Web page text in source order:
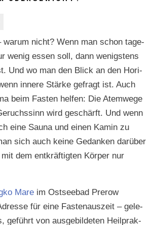
warum nicht? Wenn man schon tage­
wenig essen soll, dann wenig­stens
Und wo man den Blick an den Hor­i­
innere Stärke gefragt ist. Auch
beim Fas­ten helfen: Die Atemwege
wird geschärft. Und wenn
eine Sauna und einen Kamin zu
sich auch keine Gedanken darüber
dem entkräftigten Kör­p­er nur
Mare im Ost­see­bad Pre­row
für eine Fas­te­nauszeit – gele­
geführt von aus­ge­bilde­ten Heil­prak­